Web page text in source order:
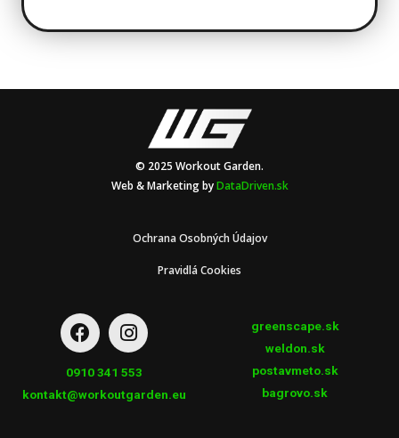
© 2025 Workout Garden.
Web & Marketing byDataDriven.sk
Ochrana Osobných Údajov
Pravidlá Cookies
0910 341 553
kontakt@workoutgarden.eu
greenscape.sk
weldon.sk
postavmeto.sk
bagrovo.sk